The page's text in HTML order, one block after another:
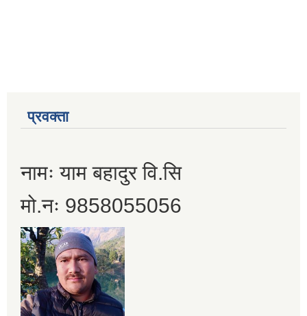
प्रवक्ता
नामः याम बहादुर वि.सि
मो.नः 9858055056